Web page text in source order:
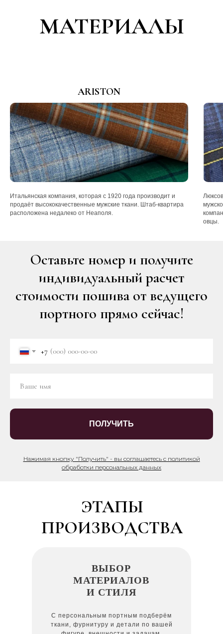
МАТЕРИАЛЫ
ARISTON
Итальянская компания, которая с 1920 года производит и
продаёт высококачественные мужские ткани. Штаб-квартира
расположена недалеко от Неаполя.
овцы.
Оставьте номер и получите
индивидуальный расчет
стоимости пошива от ведущего
портного прямо сейчас!
+7
ПОЛУЧИТЬ
Нажимая кнопку "Получить" - вы соглашаетесь с политикой
обработки персональных данных
С персональным портным подберём
ткани, фурнитуру и детали по вашей
ВЫБОР
МАТЕРИАЛОВ
И СТИЛЯ
ЭТАПЫ
ПРОИЗВОДСТВА